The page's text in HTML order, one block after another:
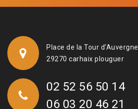
Place de la Tour d'Auvergne
29270 carhaix plouguer
02 52 56 50 14
06 03 20 46 21